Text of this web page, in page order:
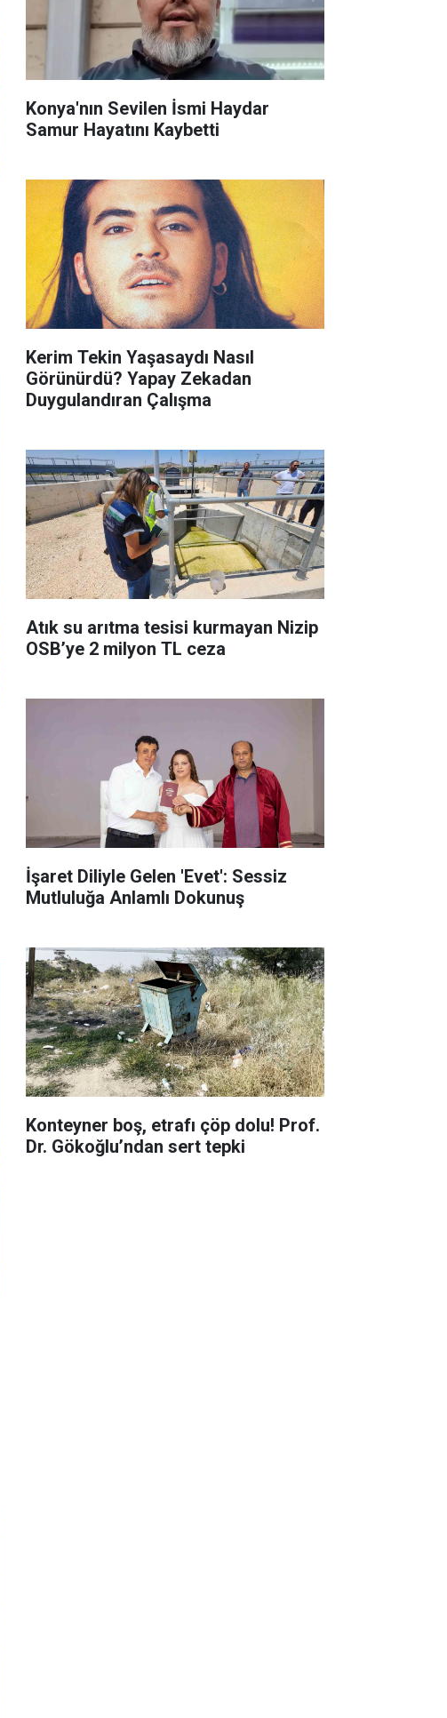
Konya'nın Sevilen İsmi Haydar
Samur Hayatını Kaybetti
Kerim Tekin Yaşasaydı Nasıl
Görünürdü? Yapay Zekadan
Duygulandıran Çalışma
Atık su arıtma tesisi kurmayan Nizip
OSB’ye 2 milyon TL ceza
İşaret Diliyle Gelen 'Evet': Sessiz
Mutluluğa Anlamlı Dokunuş
Konteyner boş, etrafı çöp dolu! Prof.
Dr. Gökoğlu’ndan sert tepki